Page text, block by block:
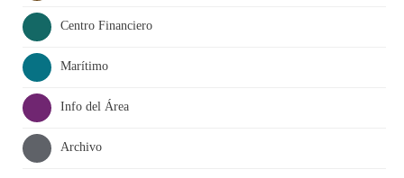
Centro Financiero
Marítimo
Info del Área
Archivo